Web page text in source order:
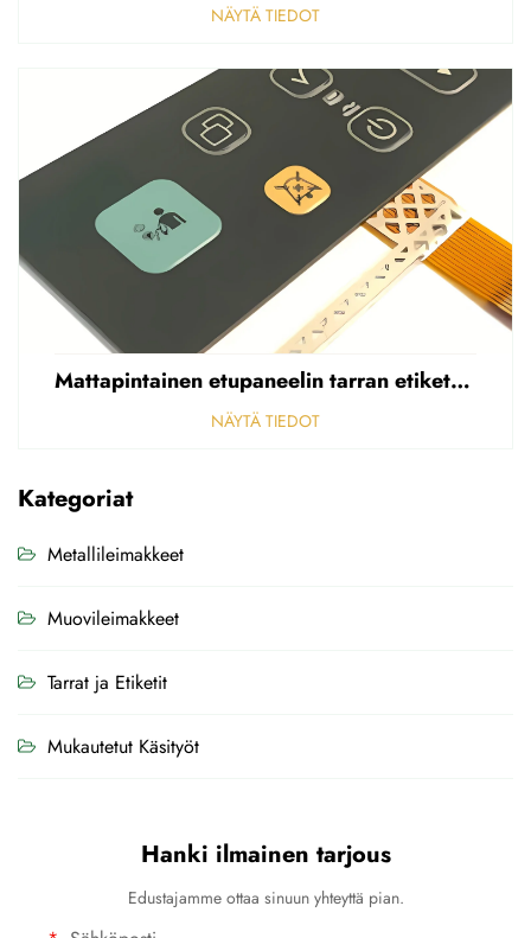
NÄYTÄ TIEDOT
Mattapintainen etupaneelin tarran etiketti, reikäinen sumea, 0,25 mm paksuinen polycarbonaatti-/PVC-tarran etiketti
NÄYTÄ TIEDOT
Kategoriat
Metallileimakkeet
Muovileimakkeet
Tarrat ja Etiketit
Mukautetut Käsityöt
Hanki ilmainen tarjous
Edustajamme ottaa sinuun yhteyttä pian.